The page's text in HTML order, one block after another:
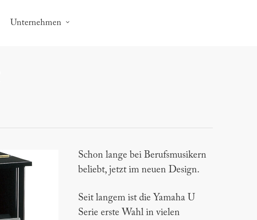
Unternehmen
Schon lange bei Berufsmusikern
beliebt, jetzt im neuen Design.
Seit langem ist die Yamaha U
Serie erste Wahl in vielen